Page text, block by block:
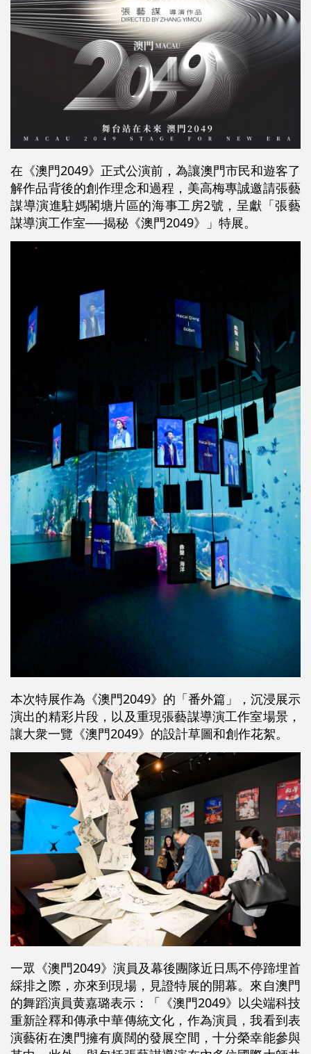
在《澳門2049》正式公演前，為讓澳門市民和遊客了
解作品背後的創作理念和過程，美高梅專誠邀請張藝
謀導演進駐媽閣塘片區的海事工房2號，呈獻「張藝
謀導演工作室──揭秘《澳門2049》」特展。
本次特展作為《澳門2049》的「番外篇」，沉浸展示
演出的精彩片段，以及重現張藝謀導演工作室場景，
讓大衆一覽《澳門2049》的設計草圖和創作花絮。
一眾《澳門2049》演員及幕後團隊近日馬不停蹄埋首
綵排之際，亦來到現場，見證特展的開幕。來自澳門
的舞蹈演員黄嘉璐表示：「《澳門2049》以尖端科技
重新詮釋和傳承中華傳統文化，作為演員，我看到表
演藝術在澳門擁有廣闊的發展空間，十分榮幸能參與